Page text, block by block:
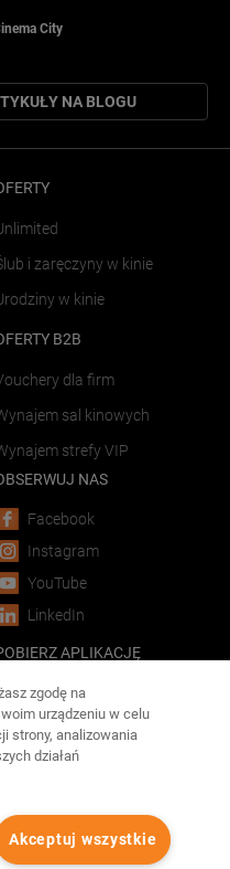
City
NA BLOGU
i zaręczyny w kinie
w kinie
B2B
dla firm
sal kinowych
strefy VIP
NAS
Facebook
Instagram
YouTube
LinkedIn
APLIKACJĘ
Android
iOS
Cinema City ©
zgodę na
urządzeniu w celu
strony, analizowania
działań
Akceptuj wszystkie